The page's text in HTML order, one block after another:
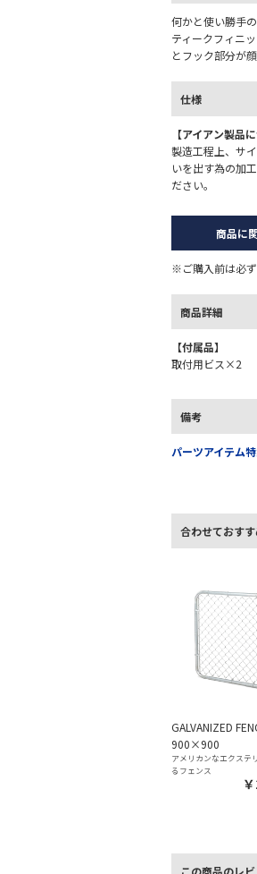
何かと使い勝手
ティークフィニ
とフック部分が
仕様
【アイアン製品
製造工程上、サ
いを出す為の加
ださい。
商品に
※ご購入前は必ず
商品詳細
【付属品】
取付用ビス×2
備考
パーツアイテム
合わせておす
GALVANIZED
900×900
アメリカンなエクステ
るフェンス
この商品のレ